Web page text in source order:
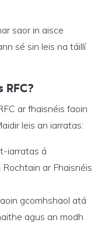
saor in aisce
sé sin leis na táillí
RFC?
ar fhaisnéis faoin
leis an iarratas:
iarratas á
ar Fhaisnéis
gcomhshaol atá
agus an modh